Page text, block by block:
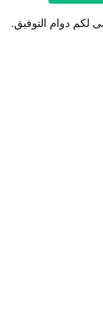
لكم دوام التوفيق.